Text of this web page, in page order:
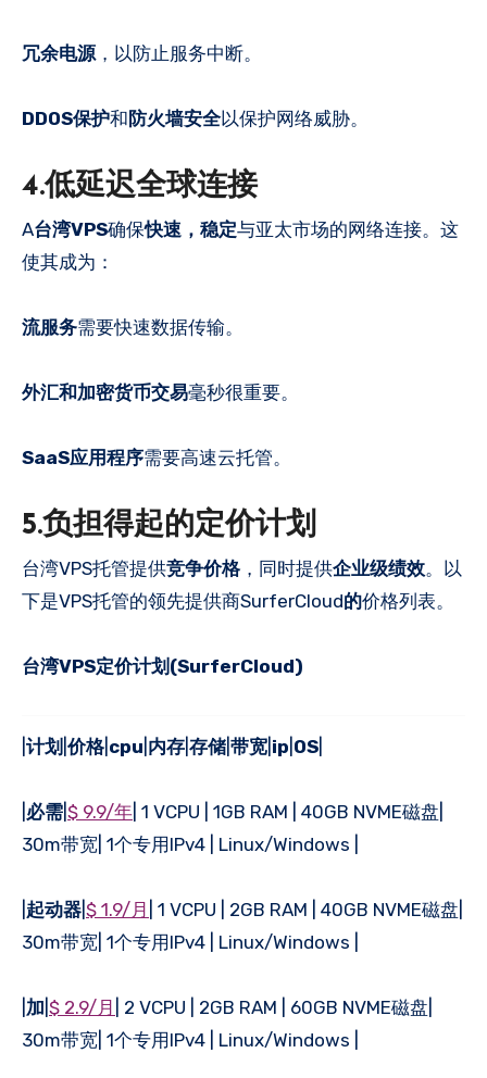
冗余电源 ，以防止服务中断。
DDOS保护和防火墙安全以保护网络威胁。
4.低延迟全球连接
A台湾VPS确保快速，稳定与亚太市场的网络连接。这
使其成为：
流服务需要快速数据传输。
外汇和加密货币交易毫秒很重要。
SaaS应用程序需要高速云托管。
5.负担得起的定价计划
台湾VPS托管提供竞争价格，同时提供企业级绩效。以
下是VPS托管的领先提供商SurferCloud的价格列表。
台湾VPS定价计划(SurferCloud)
计划 价格| cpu 内存 存储 带宽 ip OS
必需 $ 9.9/年 | 1 VCPU | 1GB RAM | 40GB NVME磁盘|
30m带宽| 1个专用IPv4 | Linux/Windows |
起动器 $ 1.9/月
| 1 VCPU | 2GB RAM | 40GB NVME磁盘|
30m带宽| 1个专用IPv4 | Linux/Windows |
加 $ 2.9/月
| 2 VCPU | 2GB RAM | 60GB NVME磁盘|
30m带宽| 1个专用IPv4 | Linux/Windows |